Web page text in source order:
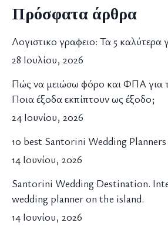
Πρόσφατα άρθρα
Λογιστικο γραφειο: Τα 5 καλύτερα
28 Ιουλίου, 2026
Πώς να μειώσω φόρο και ΦΠΑ για
Ποια έξοδα εκπίπτουν ως έξοδο;
24 Ιουνίου, 2026
10 best Santorini Wedding Planners
14 Ιουνίου, 2026
Santorini Wedding Destination.
wedding planner on the island.
14 Ιουνίου, 2026